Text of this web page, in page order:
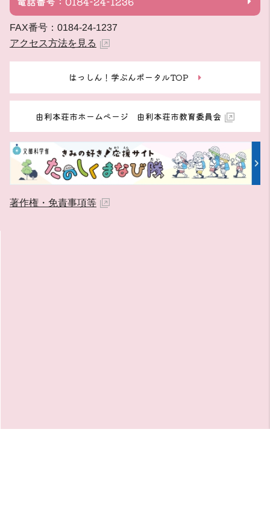
FAX番号：0184-24-1237
アクセス方法を見る
はっしん！学ぶんポータルTOP
由利本荘市ホームページ 由利本荘市教育委員会
著作権・免責事項等